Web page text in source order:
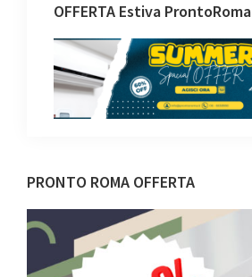
OFFERTA Estiva ProntoRoma
Barra
laterale
primaria
PRONTO ROMA OFFERTA